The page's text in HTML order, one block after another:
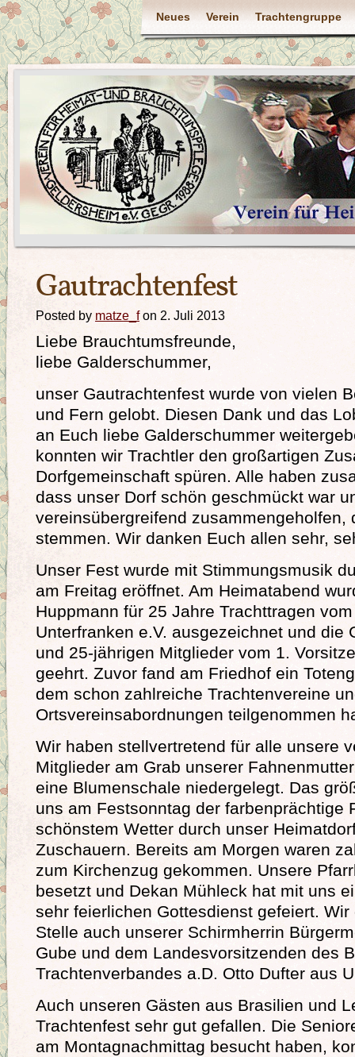
Neues Verein Trachtengruppe
Gautrachtenfest
Posted by matze_fon 2. Juli 2013
Liebe Brauchtumsfreunde,
liebe Galderschummer,
unser Gautrachtenfest wurde von vielen
und Fern gelobt. Diesen Dank und das
an Euch liebe Galderschummer
konnten wir Trachtler den großartigen
Dorfgemeinschaft spüren. Alle haben
dass unser Dorf schön geschmückt war
vereinsübergreifend zusammengeholfen,
stemmen. Wir danken Euch allen sehr,
Unser Fest wurde mit Stimmungsmusik
am Freitag eröffnet. Am Heimatabend
Huppmann für 25 Jahre Trachttragen
Unterfranken e.V. ausgezeichnet und die
und 25-jährigen Mitglieder vom 1.
geehrt. Zuvor fand am Friedhof ein
dem schon zahlreiche Trachtenvereine
Ortsvereinsabordnungen teilgenommen
Wir haben stellvertretend für alle unsere
Mitglieder am Grab unserer
eine Blumenschale niedergelegt. Das
uns am Festsonntag der farbenprächtige
schönstem Wetter durch unser
Zuschauern. Bereits am Morgen waren
zum Kirchenzug gekommen. Unsere
besetzt und Dekan Mühleck hat mit uns
sehr feierlichen Gottesdienst gefeiert.
Stelle auch unserer Schirmherrin
Gube und dem Landesvorsitzenden des
Trachtenverbandes a.D. Otto Dufter aus
Auch unseren Gästen aus Brasilien und
Trachtenfest sehr gut gefallen. Die
am Montagnachmittag besucht haben,